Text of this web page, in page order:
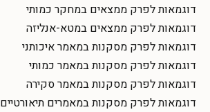
דוגמאות לפרק ממצאים במחקר כמותי
דוגמאות לפרק ממצאים במטא-אנליזה
דוגמאות לפרק מסקנות במאמר איכותני
דוגמאות לפרק מסקנות במאמר כמותי
דוגמאות לפרק מסקנות במאמר סקירה
דוגמאות לפרק מסקנות במאמרים תיאורטיים